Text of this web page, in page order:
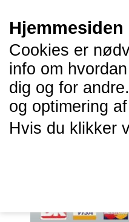
Cookies er
info om
dig og for
og optimering
Hvis du klikker